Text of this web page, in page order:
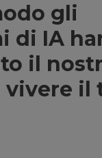
gli
di IA
il
vivere il